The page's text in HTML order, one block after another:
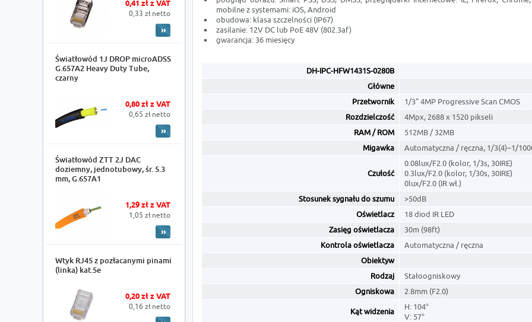
0,41 zł z VAT
0,33 zł netto
Światłowód 1J DROP microADSS
G.657A2 Heavy Duty Tube,
czarny
0,80 zł z VAT
0,65 zł netto
Światłowód ZTT 2J DAC
doziemny, jednotubowy, śr. 5.3
mm, G.657A1
1,29 zł z VAT
1,05 zł netto
Wtyk RJ45 z pozłacanymi pinami
(linka) kat.5e
0,20 zł z VAT
0,16 zł netto
mobilne z systemami: iOS, Android
obudowa: klasa szczelności (IP67)
zasilanie: 12V DC lub PoE 48V (802.3af)
gwarancja: 36 miesięcy
DH-IPC-HFW1431S-0280B
Główne
Przetwornik
1/3" 4MP Progressive Scan CMOS
Rozdzielczość
4Mpx, 2688 x 1520 pikseli
RAM / ROM
512MB / 32MB
Migawka
Automatyczna / ręczna, 1/3(4)~1/
Czułość
0.08lux/F2.0 (kolor, 1/3s, 30IRE)
0.3lux/F2.0 (kolor, 1/30s, 30IRE)
0lux/F2.0 (IR wł.)
Stosunek sygnału do szumu
>50dB
Oświetlacz
18 diod IR LED
Zasięg oświetlacza
30m (98ft)
Kontrola oświetlacza
Automatyczna / ręczna
Obiektyw
Rodzaj
Stałoogniskowy
Ogniskowa
2.8mm (F2.0)
Kąt widzenia
H: 104°
V: 57°